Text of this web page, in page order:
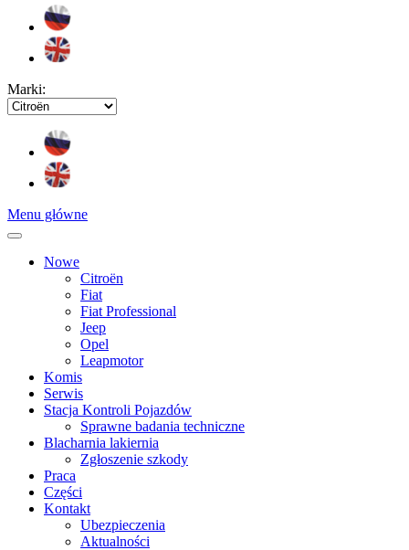
Marki:
Menu główne
Nowe
Citroën
Fiat
Fiat Professional
Jeep
Opel
Leapmotor
Komis
Serwis
Stacja Kontroli Pojazdów
Sprawne badania techniczne
Blacharnia lakiernia
Zgłoszenie szkody
Praca
Części
Kontakt
Ubezpieczenia
Aktualności